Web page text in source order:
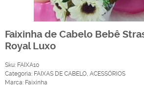
Faixinha de Cabelo Bebê
Royal Luxo
Sku: FAIXA10
Categoria: FAIXAS DE CABELO, ACESSÓRIOS
Marca: Faixinha